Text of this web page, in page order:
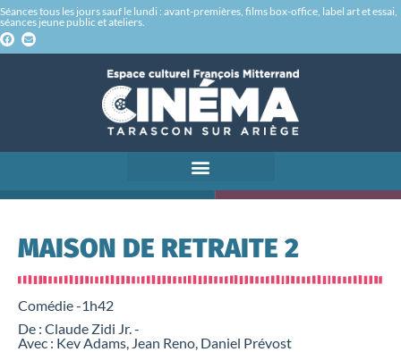
Séances tous les jours sauf le lundi : avant-premières, films box-office, label art et essai,
séances jeune public et ateliers.
MAISON DE RETRAITE 2
Comédie -1h42
De : Claude Zidi Jr. -
Avec : Kev Adams, Jean Reno, Daniel Prévost